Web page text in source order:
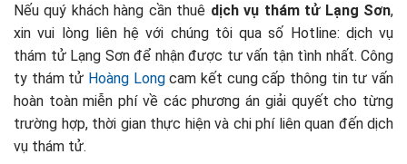
Nếu quý khách hàng cần thuê dịch vụ thám tử Lạng Sơn,
xin vui lòng liên hệ với chúng tôi qua số Hotline: dịch vụ
thám tử Lạng Sơn để nhận được tư vấn tận tình nhất. Công
ty thám tử Hoàng Longcam kết cung cấp thông tin tư vấn
hoàn toàn miễn phí về các phương án giải quyết cho từng
trường hợp, thời gian thực hiện và chi phí liên quan đến dịch
vụ thám tử.